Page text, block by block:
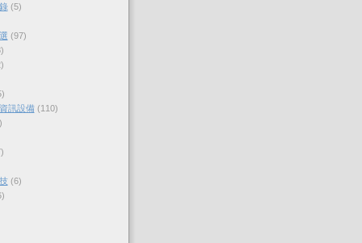
(5)
(97)
訊設備 (110)
(6)